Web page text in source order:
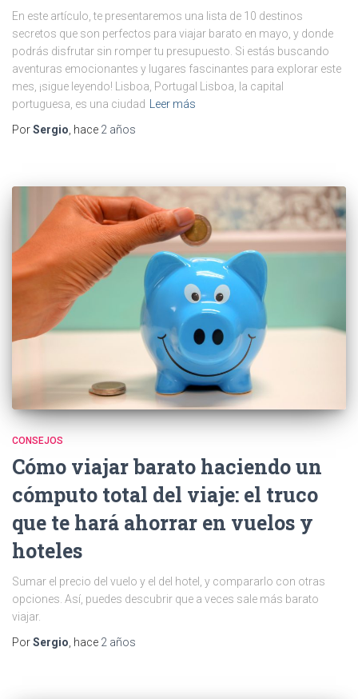
En este artículo, te presentaremos una lista de 10 destinos
secretos que son perfectos para viajar barato en mayo, y donde
podrás disfrutar sin romper tu presupuesto. Si estás buscando
aventuras emocionantes y lugares fascinantes para explorar este
mes, ¡sigue leyendo! Lisboa, Portugal Lisboa, la capital
portuguesa, es una ciudad Leer más
PorSergio, hace 2 años
CONSEJOS
Cómo viajar barato haciendo un
cómputo total del viaje: el truco
que te hará ahorrar en vuelos y
hoteles
Sumar el precio del vuelo y el del hotel, y compararlo con otras
opciones. Así, puedes descubrir que a veces sale más barato
viajar.
PorSergio , hace 2 años